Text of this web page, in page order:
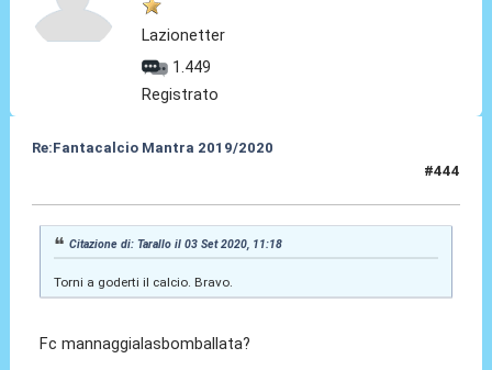
Lazionetter
1.449
Registrato
Re:Fantacalcio Mantra 2019/2020
#444
Citazione di: Tarallo il 03 Set 2020, 11:18
Torni a goderti il calcio. Bravo.
Fc mannaggialasbomballata?